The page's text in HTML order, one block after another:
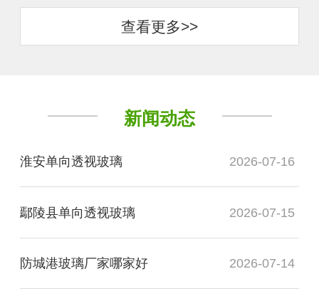
查看更多>>
新闻动态
淮安单向透视玻璃 2026-07-16
鄢陵县单向透视玻璃 2026-07-15
防城港玻璃厂家哪家好 2026-07-14